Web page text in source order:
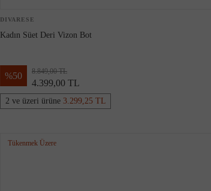
DIVARESE
Kadın Süet Deri Vizon Bot
%50 8.849,00 TL
4.399,00 TL
2 ve üzeri ürüne 3.299,25 TL
Tükenmek Üzere